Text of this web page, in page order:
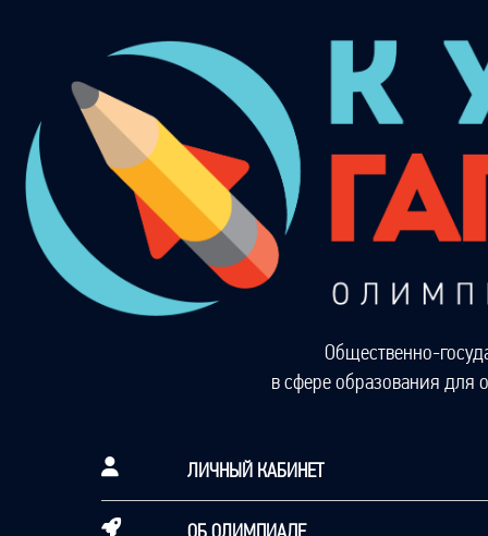
Общественно-
в сфере образования для
ЛИЧНЫЙ КАБИНЕТ